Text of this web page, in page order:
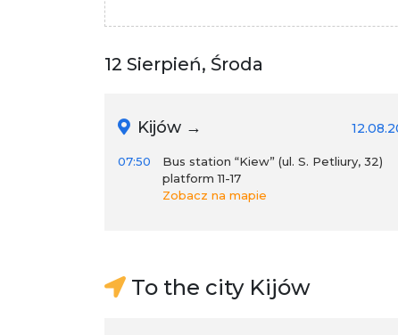
12 Sierpień, Środa
Kijów →
07:50
Bus station “Kiew” (ul. S. Petliury, 32)
platform 11-17
Zobacz na mapie
To the city Kijów